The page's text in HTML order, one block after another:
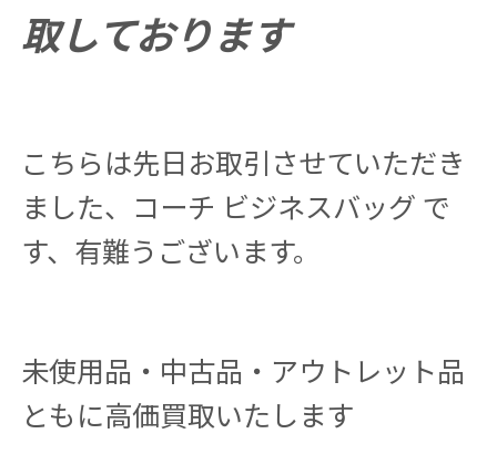
取しております
こちらは先日お取引させていただき
ました、コーチ ビジネスバッグ で
す、有難うございます。
未使用品・中古品・アウトレット品
ともに高価買取いたします